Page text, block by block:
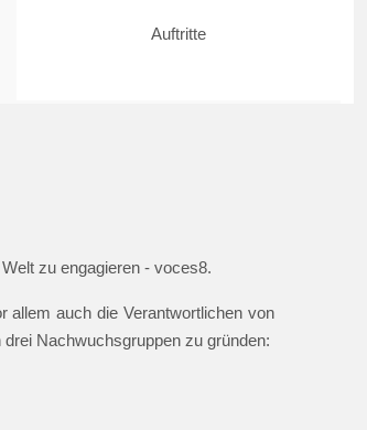
Auftritte
zu engagieren - voces8.
allem auch die Verantwortlichen von
Nachwuchsgruppen zu gründen: